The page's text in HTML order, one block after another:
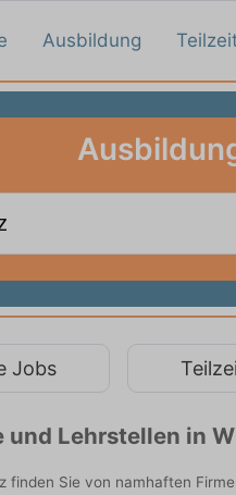
Ausbildung
Jobs
Lehrstellen in
finden Sie von namhaften